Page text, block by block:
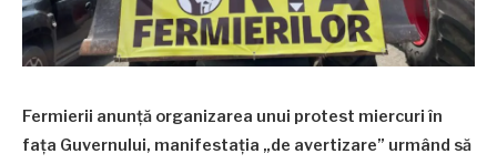
Fermierii anunță organizarea unui protest miercuri în
fața Guvernului, manifestația „de avertizare” urmând să